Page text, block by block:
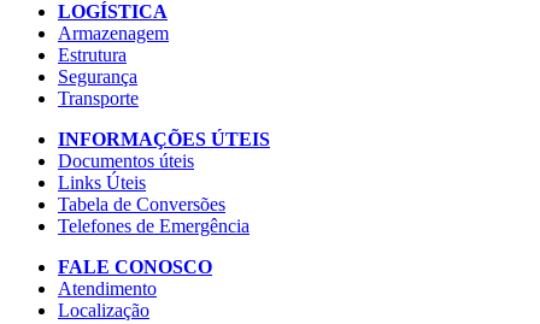
LOGÍSTICA
Armazenagem
Estrutura
Segurança
Transporte
INFORMAÇÕES ÚTEIS
Documentos úteis
Links Úteis
Tabela de Conversões
Telefones de Emergência
FALE CONOSCO
Atendimento
Localização